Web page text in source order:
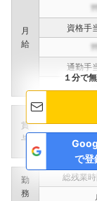
月
給
資格手
通勤手
賞
与
勤
務
総残業
１分で
で登